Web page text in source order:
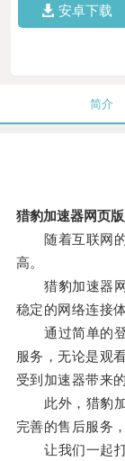
安卓下载
简介
猎豹加速器网页
随着互联网的
高。
猎豹加速器网
稳定的网络连接体
通过简单的登
服务，无论是观
受到加速器带来
此外，猎豹加
完善的售后服务
让我们一起打